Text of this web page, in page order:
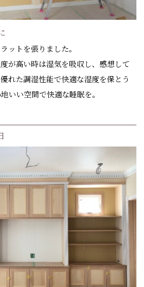
ットを張りました。
が高い時は湿気を吸収し、感想して
れた調湿性能で快適な湿度を保とう
いい空間で快適な睡眠を。